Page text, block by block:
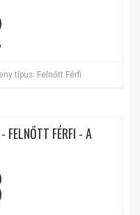
típus: Felnőtt Férfi
FELNŐTT FÉRFI - A